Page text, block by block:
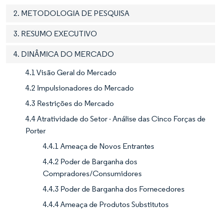
2. METODOLOGIA DE PESQUISA
3. RESUMO EXECUTIVO
4. DINÂMICA DO MERCADO
4.1 Visão Geral do Mercado
4.2 Impulsionadores do Mercado
4.3 Restrições do Mercado
4.4 Atratividade do Setor - Análise das Cinco Forças de
Porter
4.4.1 Ameaça de Novos Entrantes
4.4.2 Poder de Barganha dos
Compradores/Consumidores
4.4.3 Poder de Barganha dos Fornecedores
4.4.4 Ameaça de Produtos Substitutos